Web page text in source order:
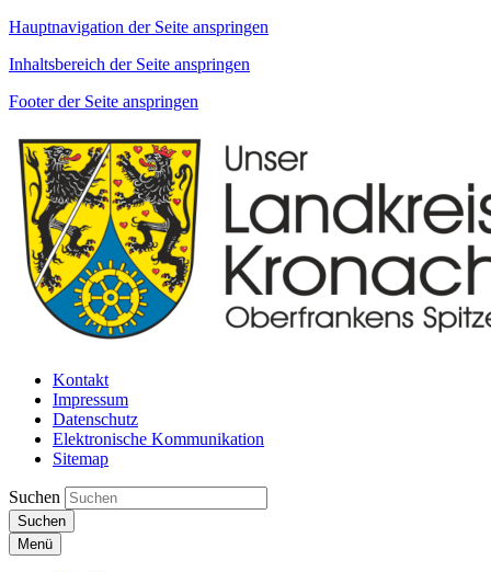
Hauptnavigation der Seite anspringen
Inhaltsbereich der Seite anspringen
Footer der Seite anspringen
Kontakt
Impressum
Datenschutz
Elektronische Kommunikation
Sitemap
Suchen
Suchen
Menü